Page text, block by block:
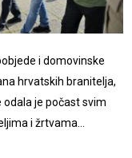
i domovinske
hrvatskih branitelja,
odala je počast svim
i žrtvama…